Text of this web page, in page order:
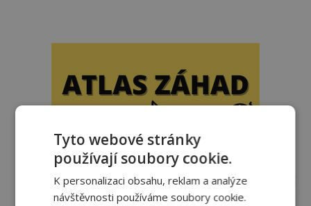
reklama
Tyto webové stránky
používají soubory cookie.
K personalizaci obsahu, reklam a analýze
návštěvnosti používáme soubory cookie.